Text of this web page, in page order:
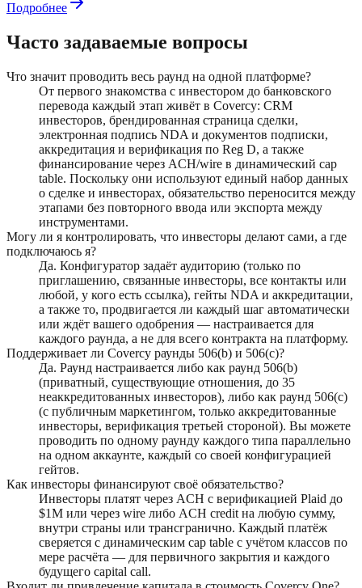
Подробнее
Часто задаваемые вопросы
Что значит проводить весь раунд на одной платформе?
От первого знакомства с инвестором до банковского
перевода каждый этап живёт в Covercy: CRM
инвесторов, брендированная страница сделки,
электронная подпись NDA и документов подписки,
аккредитация и верификация по Reg D, а также
финансирование через ACH/wire в динамический cap
table. Поскольку они используют единый набор данных
о сделке и инвесторах, обязательство переносится между
этапами без повторного ввода или экспорта между
инструментами.
Могу ли я контролировать, что инвесторы делают сами, а где
подключаюсь я?
Да. Конфигуратор задаёт аудиторию (только по
приглашению, связанные инвесторы, все контакты или
любой, у кого есть ссылка), гейты NDA и аккредитации,
а также то, продвигается ли каждый шаг автоматически
или ждёт вашего одобрения — настраивается для
каждого раунда, а не для всего контракта на платформу.
Поддерживает ли Covercy раунды 506(b) и 506(c)?
Да. Раунд настраивается либо как раунд 506(b)
(приватный, существующие отношения, до 35
неаккредитованных инвесторов), либо как раунд 506(c)
(с публичным маркетингом, только аккредитованные
инвесторы, верификация третьей стороной). Вы можете
проводить по одному раунду каждого типа параллельно
на одном аккаунте, каждый со своей конфигурацией
гейтов.
Как инвесторы финансируют своё обязательство?
Инвесторы платят через ACH с верификацией Plaid до
$1M или через wire либо ACH credit на любую сумму,
внутри страны или трансгранично. Каждый платёж
сверяется с динамическим cap table с учётом классов по
мере расчёта — для первичного закрытия и каждого
будущего capital call.